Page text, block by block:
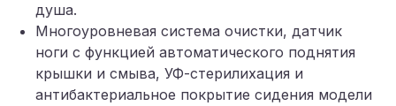
душа.
Многоуровневая система очистки, датчик
ноги с функцией автоматического поднятия
крышки и смыва, УФ-стерилихация и
антибактериальное покрытие сидения модели